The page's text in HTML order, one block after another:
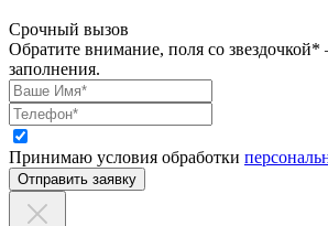
Срочный вызов
Обратите внимание, поля со звездочкой*
заполнения.
Принимаю условия обработки
Отправить заявку